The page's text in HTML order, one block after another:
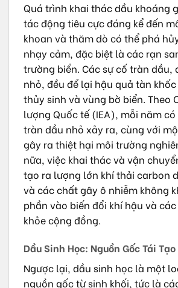
Quá trình khai thác dầu khoáng
tác động tiêu cực đáng kể đến
khoan và thăm dò có thể phá
nhạy cảm, đặc biệt là các rạn
trường biển. Các sự cố tràn dầu,
nhỏ, đều để lại hậu quả tàn
thủy sinh và vùng bờ biển. Theo
lượng Quốc tế (IEA), mỗi năm
tràn dầu nhỏ xảy ra, cùng với
gây ra thiệt hại môi trường
nữa, việc khai thác và vận
tạo ra lượng lớn khí thải carbon
và các chất gây ô nhiễm không
phần vào biến đổi khí hậu và
khỏe cộng đồng.
Dầu Sinh Học: Nguồn Gốc Tái Tạo
Ngược lại, dầu sinh học là một
nguồn gốc từ sinh khối, tức là